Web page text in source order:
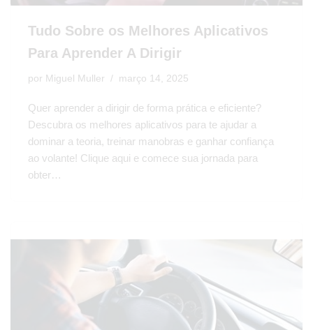
Tudo Sobre os Melhores Aplicativos
Para Aprender A Dirigir
por Miguel Muller março 14, 2025
Quer aprender a dirigir de forma prática e eficiente?
Descubra os melhores aplicativos para te ajudar a
dominar a teoria, treinar manobras e ganhar confiança
ao volante! Clique aqui e comece sua jornada para
obter…